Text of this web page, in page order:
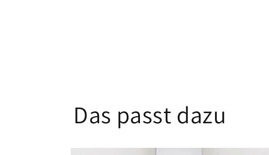
Das passt dazu